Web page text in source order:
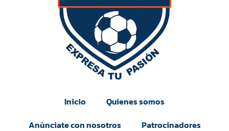
Inicio
Quienes somos
Anúnciate con nosotros
Patrocinadores